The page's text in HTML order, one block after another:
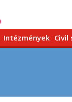
Intézmények Civil